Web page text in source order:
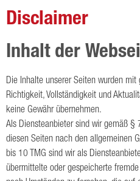
Disclaimer
Inhalt der
Die Inhalte unserer Seiten wurden
Richtigkeit, Vollständigkeit und
keine Gewähr übernehmen.
Als Diensteanbieter sind wir gemäß §
diesen Seiten nach den allgemeinen
bis 10 TMG sind wir als
übermittelte oder gespeicherte